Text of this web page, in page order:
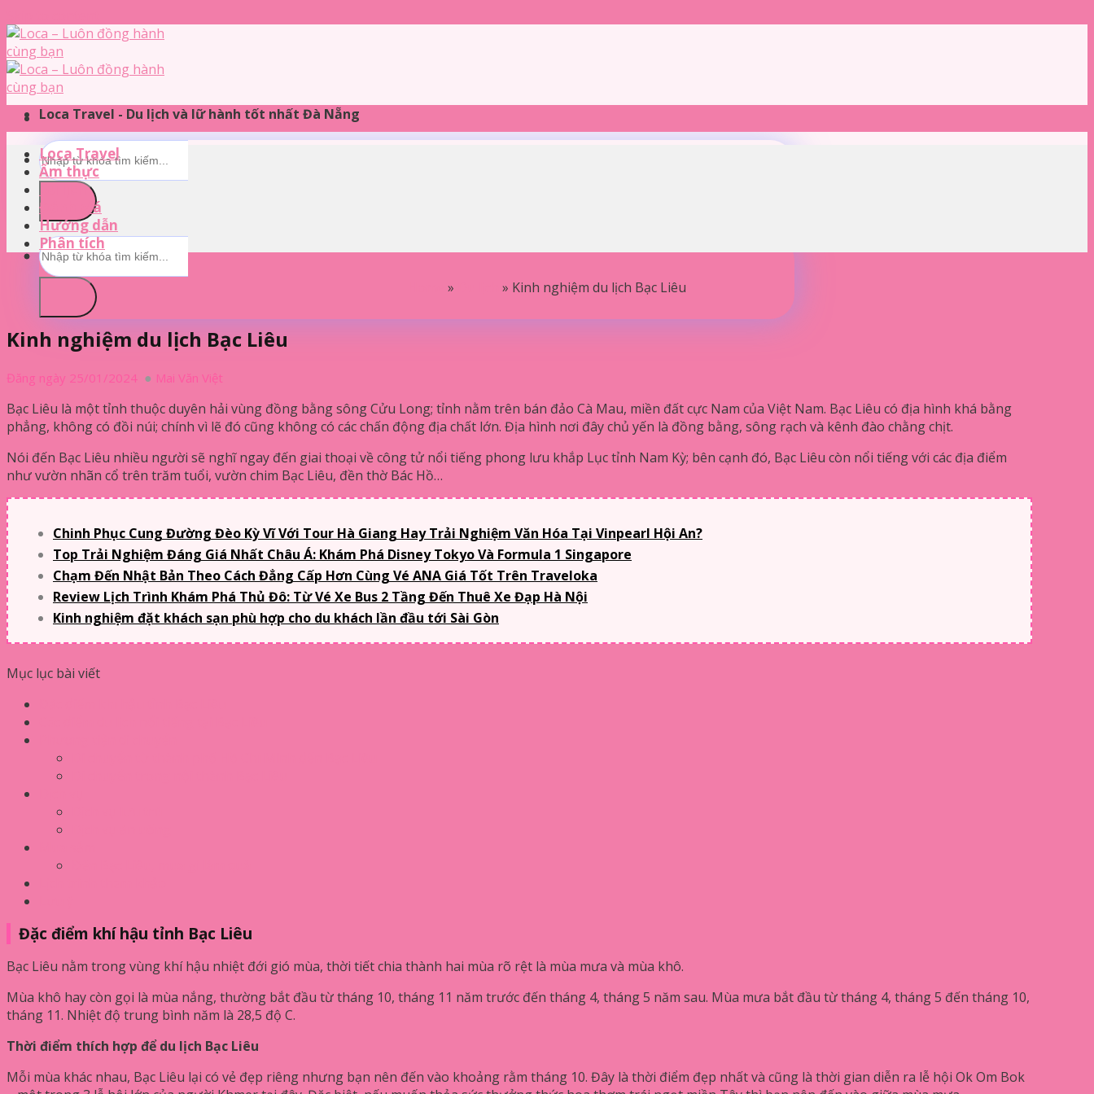
Loca Travel - Du lịch và lữ hành tốt nhất Đà Nẵng
Loca Travel
Ẩm thực
Du lịch
Đánh giá
Hướng dẫn
Phân tích
» » Kinh nghiệm du lịch Bạc Liêu
Kinh nghiệm du lịch Bạc Liêu
Đăng ngày 25/01/2024 Mai Văn Việt
Bạc Liêu là một tỉnh thuộc duyên hải vùng đồng bằng sông Cửu Long; tỉnh nằm trên bán đảo Cà Mau, miền đất cực Nam của Việt Nam. Bạc Liêu có địa hình khá bằng
phẳng, không có đồi núi; chính vì lẽ đó cũng không có các chấn động địa chất lớn. Địa hình nơi đây chủ yến là đồng bằng, sông rạch và kênh đào chằng chịt.
Nói đến Bạc Liêu nhiều người sẽ nghĩ ngay đến giai thoại về công tử nổi tiếng phong lưu khắp Lục tỉnh Nam Kỳ; bên cạnh đó, Bạc Liêu còn nổi tiếng với các địa điểm
như vườn nhãn cổ trên trăm tuổi, vườn chim Bạc Liêu, đền thờ Bác Hồ…
Chinh Phục Cung Đường Đèo Kỳ Vĩ Với Tour Hà Giang Hay Trải Nghiệm Văn Hóa Tại Vinpearl Hội An?
Top Trải Nghiệm Đáng Giá Nhất Châu Á: Khám Phá Disney Tokyo Và Formula 1 Singapore
Chạm Đến Nhật Bản Theo Cách Đẳng Cấp Hơn Cùng Vé ANA Giá Tốt Trên Traveloka
Review Lịch Trình Khám Phá Thủ Đô: Từ Vé Xe Bus 2 Tầng Đến Thuê Xe Đạp Hà Nội
Kinh nghiệm đặt khách sạn phù hợp cho du khách lần đầu tới Sài Gòn
Mục lục bài viết
Đặc điểm khí hậu tỉnh Bạc Liêu
Bạc Liêu nằm trong vùng khí hậu nhiệt đới gió mùa, thời tiết chia thành hai mùa rõ rệt là mùa mưa và mùa khô.
Mùa khô hay còn gọi là mùa nắng, thường bắt đầu từ tháng 10, tháng 11 năm trước đến tháng 4, tháng 5 năm sau. Mùa mưa bắt đầu từ tháng 4, tháng 5 đến tháng 10,
tháng 11. Nhiệt độ trung bình năm là 28,5 độ C.
Thời điểm thích hợp để du lịch Bạc Liêu
Mỗi mùa khác nhau, Bạc Liêu lại có vẻ đẹp riêng nhưng bạn nên đến vào khoảng rằm tháng 10. Đây là thời điểm đẹp nhất và cũng là thời gian diễn ra lễ hội Ok Om Bok